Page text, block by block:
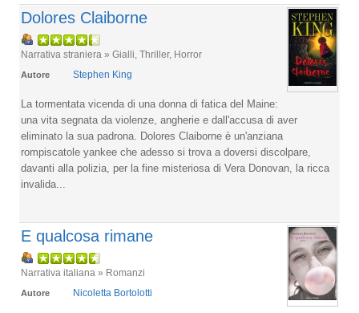
Dolores Claiborne
Narrativa straniera » Gialli, Thriller, Horror
Autore Stephen King
La tormentata vicenda di una donna di fatica del Maine:
una vita segnata da violenze, angherie e dall'accusa di aver
eliminato la sua padrona. Dolores Claiborne è un'anziana
rompiscatole yankee che adesso si trova a doversi discolpare,
davanti alla polizia, per la fine misteriosa di Vera Donovan, la ricca
invalida...
E qualcosa rimane
Narrativa italiana » Romanzi
Autore Nicoletta Bortolotti